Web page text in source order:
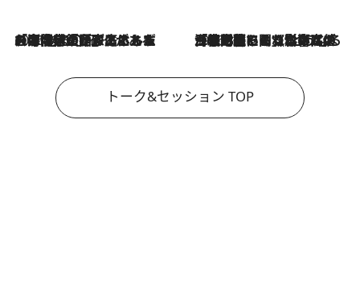
2026.8.3
「今後値上げがあるとすれば…」「リスクがあるのは今年の冬」エネルギー専門家が語る、ホルムズ海峡封鎖が家庭にもたらす“ある心配” 2026.8.3
「住宅建てられない…」「サーチャージ料の高値が続いている」ホルムズ海峡封鎖による影響はいつまで続く？《エネルギー専門家に聞く“どうなる日本の暮らし”》
トーク&セッション TOP